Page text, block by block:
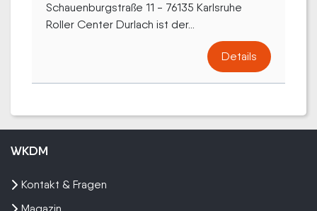
Schauenburgstraße 11 - 76135 Karlsruhe
Roller Center Durlach ist der...
Details
WKDM
Kontakt & Fragen
Magazin